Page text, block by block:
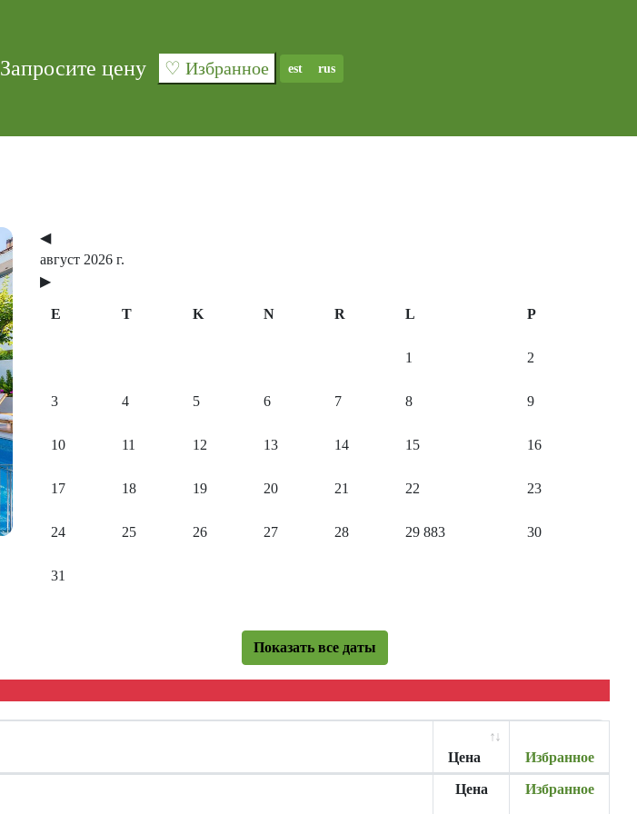
Запросите цену ♡ Избранное est rus
◀
август 2026 г.
▶
E T K N R L P
1 2
3 4 5 6 7 8 9
10 11 12 13 14 15 16
17 18 19 20 21 22 23
24 25 26 27 28 29 883 30
31
Показать все даты
Цена Избранное
Цена Избранное